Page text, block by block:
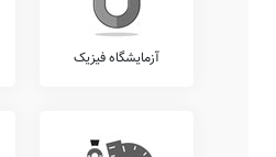
آزمایشگاه فیزیک